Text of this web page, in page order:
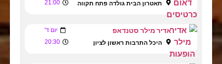
תאטרון הבית גולדה פתח תקווה 21:00
אדיר מילר סטנדאפ יום ד'
היכל התרבות ראשון לציון 20:30